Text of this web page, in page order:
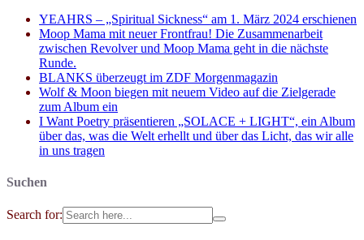
YEAHRS – „Spiritual Sickness“ am 1. März 2024 erschienen
Moop Mama mit neuer Frontfrau! Die Zusammenarbeit
zwischen Revolver und Moop Mama geht in die nächste
Runde.
BLANKS überzeugt im ZDF Morgenmagazin
Wolf & Moon biegen mit neuem Video auf die Zielgerade
zum Album ein
I Want Poetry präsentieren „SOLACE + LIGHT“, ein Album
über das, was die Welt erhellt und über das Licht, das wir alle
in uns tragen
Suchen
Search for: